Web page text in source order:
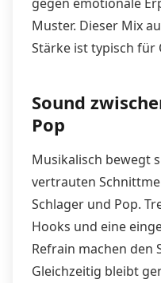
Muster. Dieser Mix
Stärke ist typisch für
Sound
Pop
Musikalisch bewegt
vertrauten
Schlager und Pop.
Hooks und eine
Refrain machen den
Gleichzeitig bleibt